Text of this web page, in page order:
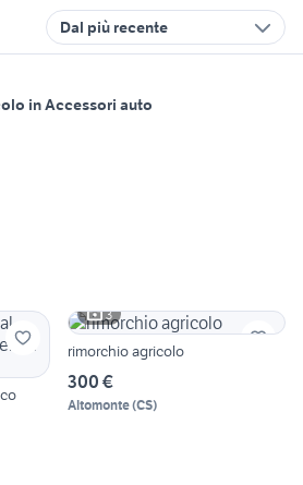
Dal più recente
in Accessori auto
3
rimorchio agricolo
300 €
Altomonte(CS)